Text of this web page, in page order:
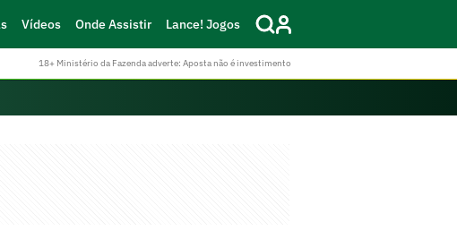
Vídeos Onde Assistir Lance! Jogos
18+ Ministério da Fazenda adverte: Aposta não é investimento